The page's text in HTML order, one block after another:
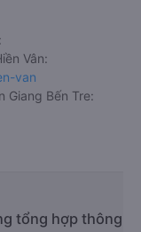
Vân:
van
Giang Bến Tre:
tổng hợp thông